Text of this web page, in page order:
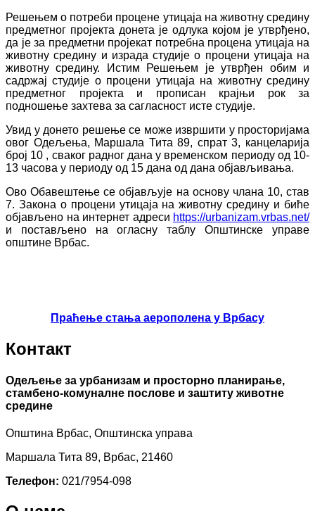
Решењем о потреби процене утицаја на животну средину
предметног пројекта донета је одлука којом је утврђено,
да je за предметни пројекат потребна процена утицаја на
животну средину и израда студије о процени утицаја на
животну средину. Истим Решењем je утврђен обим и
садржај студије о процени утицаја на животну средину
предметног пројекта и прописан крајњи рок за
подношење захтева за сагласност исте студије.
Увид у донето решење се може извршити у просторијама
овог Одељења, Маршала Тита 89, спрат 3, канцеларија
број 10 , сваког радног дана у временском периоду од 10-
13 часова у периоду од 15 дана од дана објављивања.
Ово Обавештење се објављује на основу члана 10, став
7. Закона о процени утицаја на животну средину и биће
објављено на интернет адреси https://urbanizam.vrbas.net/
и постављено на огласну таблу Општинске управе
општине Врбас.
Праћење стања аерополена у Врбасу
Контакт
Одељење за урбанизам и просторно планирање,
стамбено-комуналне послове и заштиту животне
средине
Општина Врбас, Општинска управа
Маршала Тита 89, Врбас, 21460
Телефон: 021/7954-098